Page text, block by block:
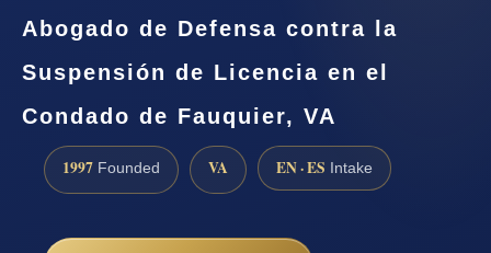
Abogado de Defensa contra la
Suspensión de Licencia en el
Condado de Fauquier, VA
1997 Founded VA EN · ES Intake